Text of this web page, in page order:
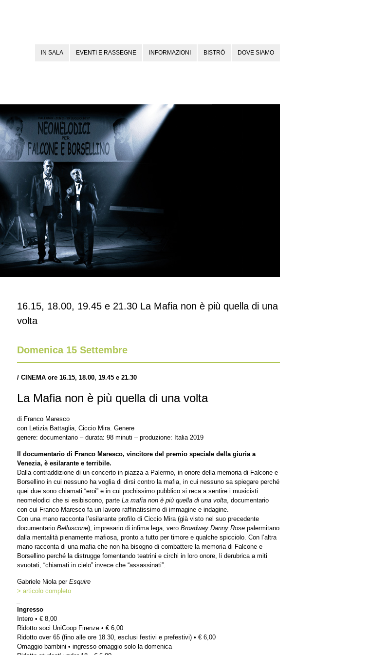
IN SALA EVENTI E RASSEGNE INFORMAZIONI BISTRÒ DOVE SIAMO
16.15, 18.00, 19.45 e 21.30 La Mafia non è più quella di una
volta
Domenica 15 Settembre
/ CINEMA ore 16.15, 18.00, 19.45 e 21.30
La Mafia non è più quella di una volta
di Franco Maresco
con Letizia Battaglia, Ciccio Mira. Genere
genere: documentario – durata: 98 minuti – produzione: Italia 2019
Il documentario di Franco Maresco, vincitore del premio speciale della giuria a
Venezia, è esilarante e terribile.
Dalla contraddizione di un concerto in piazza a Palermo, in onore della memoria di Falcone e
Borsellino in cui nessuno ha voglia di dirsi contro la mafia, in cui nessuno sa spiegare perché
quei due sono chiamati “eroi” e in cui pochissimo pubblico si reca a sentire i musicisti
neomelodici che si esibiscono, parte La mafia non è più quella di una volta, documentario
con cui Franco Maresco fa un lavoro raffinatissimo di immagine e indagine.
Con una mano racconta l’esilarante profilo di Ciccio Mira (già visto nel suo precedente
documentario Belluscone), impresario di infima lega, vero Broadway Danny Rose palermitano
dalla mentalità pienamente mafiosa, pronto a tutto per timore e qualche spicciolo. Con l’altra
mano racconta di una mafia che non ha bisogno di combattere la memoria di Falcone e
Borsellino perché la distrugge fomentando teatrini e circhi in loro onore, li derubrica a miti
svuotati, “chiamati in cielo” invece che “assassinati”.
Gabriele Niola per Esquire
> articolo completo
Ingresso
Intero • € 8,00
Ridotto soci UniCoop Firenze • € 6,00
Ridotto over 65 (fino alle ore 18.30, esclusi festivi e prefestivi) • € 6,00
Omaggio bambini • ingresso omaggio solo la domenica